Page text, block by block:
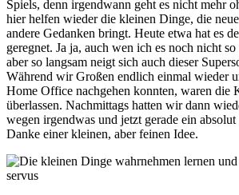
Spiels, denn irgendwann geht es nicht mehr
hier helfen wieder die kleinen Dinge, die
andere Gedanken bringt. Heute etwa hat es
geregnet. Ja ja, auch wen ich es noch nicht
aber so langsam neigt sich auch dieser
Während wir Großen endlich einmal wieder
Home Office nachgehen konnten, waren die
überlassen. Nachmittags hatten wir dann
wegen irgendwas und jetzt gerade ein absolut
Danke einer kleinen, aber feinen Idee.